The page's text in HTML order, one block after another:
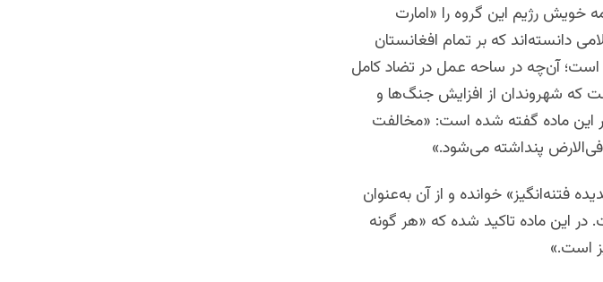
خویش رژیم این گروه را «امارت
دانسته‌اند که بر تمام افغانستان
است؛ آن‌چه در ساحه عمل در تضاد کامل
که شهروندان از افزایش جنگ‌ها و
ماده گفته شده است: «مخالفت
فی‌الارض پنداشته می‌شود.»
فتنه‌انگیز» خوانده و از آن به‌عنوان
در این ماده تاکید شده که «هر گونه
است.»